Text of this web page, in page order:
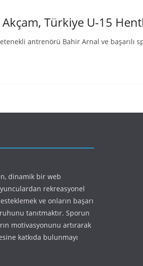
Türkiye U-15
antrenörü Bahir Arnal ve başarılı
dinamik bir web
rekreasyonel
ve onların başarı
tanıtmaktır. Sporun
motivasyonunu artırarak
katkıda bulunmayı